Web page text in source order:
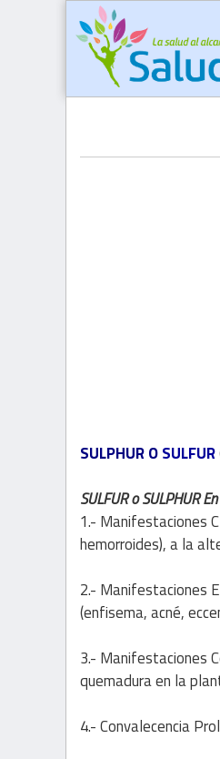
SULPHUR OSULFUR
SULFURo SULPHUR
1.- Manifestaciones
hemorroides), a la
2.- Manifestaciones
(enfisema, acné,
3.- Manifestaciones
quemadura en la
4.- Convalecencia